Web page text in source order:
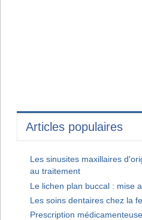
Articles populaires
Les sinusites maxillaires
au traitement
Le lichen plan buccal : mise
Les soins dentaires chez la
Prescription